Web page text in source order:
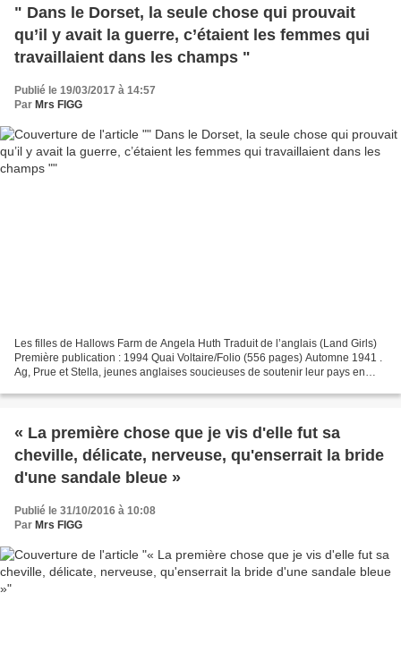
" Dans le Dorset, la seule chose qui prouvait
qu’il y avait la guerre, c’étaient les femmes qui
travaillaient dans les champs "
Publié le 19/03/2017 à 14:57
Par Mrs FIGG
Les filles de Hallows Farm de Angela Huth Traduit de l’anglais (Land Girls)
Première publication : 1994 Quai Voltaire/Folio (556 pages) Automne 1941 .
Ag, Prue et Stella, jeunes anglaises soucieuses de soutenir leur pays en
« La première chose que je vis d'elle fut sa
cheville, délicate, nerveuse, qu'enserrait la bride
d'une sandale bleue »
Publié le 31/10/2016 à 10:08
Par Mrs FIGG